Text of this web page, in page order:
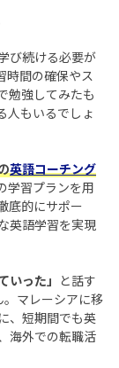
び続ける必要が
時間の確保やス
勉強してみたも
人もいるでしょ
英語コーチング
学習プランを用
底的にサポー
英語学習を実現
いった」 と話す
。マレーシアに移
、短期間でも英
海外での転職活